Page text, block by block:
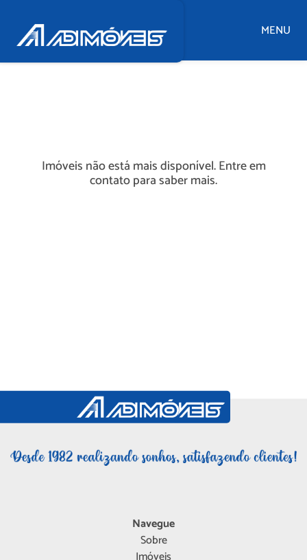
MENU
Imóveis não está mais disponível. Entre em
contato para saber mais.
Navegue
Sobre